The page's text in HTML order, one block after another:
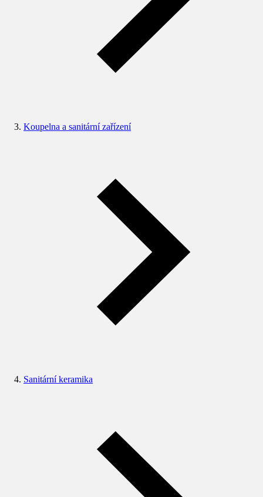
Koupelna a sanitární zařízení
Sanitární keramika